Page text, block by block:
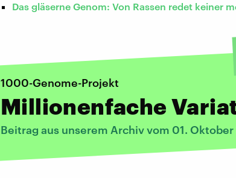
Das gläserne Genom: Von Rassen redet keiner
1000-Genome-Projekt
Millionenfache
Beitrag aus unserem Archiv vom 01. Oktober